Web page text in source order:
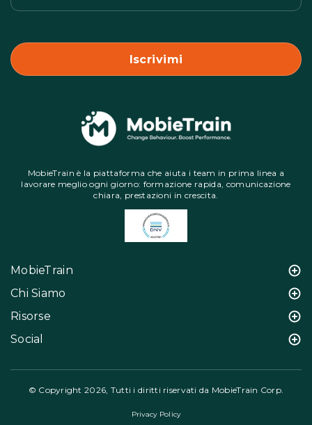
MobieTrain è la piattaforma che aiuta i team in prima linea a
lavorare meglio ogni giorno: formazione rapida, comunicazione
chiara, prestazioni in crescita.
MobieTrain
Chi Siamo
Risorse
Social
© Copyright 2026, Tutti i diritti riservati da MobieTrain Corp.
Privacy Policy